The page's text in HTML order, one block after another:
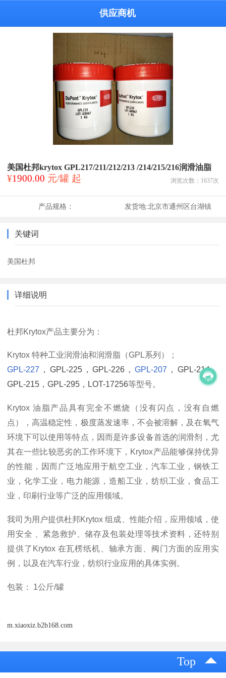
供应商机
美国杜邦krytox GPL217/211/212/213 /214/215/216润滑油脂
¥1900.00 元/罐 起 浏览次数： 1637次
产品规格： 发货地:北京市通州区台湖镇
关键词
美国杜邦
详细说明
杜邦Krytox产品主要分为：
Krytox 特种工业润滑油和润滑脂（GPL系列）；
GPL-227 ，GPL-225，GPL-226，GPL-207 ，GPL-214，
GPL-215，GPL-295 ，LOT-17256等型号。
Krytox 油脂产品具有完全不燃烧（没有闪点，没有自燃
点），高温稳定性，极度蒸发速率，不会被溶解，及在氧气
环境下可以使用等特点，因而是许多设备首选的润滑剂，尤
其在一些比较恶劣的工作环境下，Krytox产品能够保持优异
的性能，因而广泛地应用于航空工业，汽车工业，钢铁工
业，化学工业，电力能源，造船工业，纺织工业，食品工
业，印刷行业等广泛的应用领域。
我司为用户提供杜邦Krytox 组成、性能介绍，应用领域，使
用安全 、紧急救护、储存及包装处理等技术资料，还特别
提供了Krytox 在瓦楞纸机、轴承方面、阀门方面的应用实
例，以及在汽车行业，纺织行业应用的具体实例。
包装： 1公斤/罐
m.xiaoxiz.b2b168.com
Top